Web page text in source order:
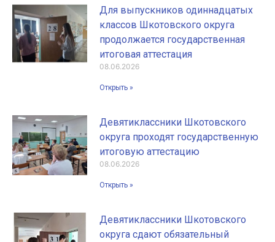
Для выпускников одиннадцатых
классов Шкотовского округа
продолжается государственная
итоговая аттестация
08.06.2026
Открыть »
Девятиклассники Шкотовского
округа проходят государственную
итоговую аттестацию
08.06.2026
Открыть »
Девятиклассники Шкотовского
округа сдают обязательный